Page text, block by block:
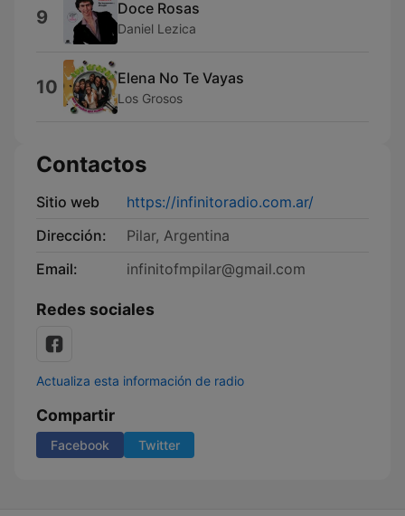
9 Doce Rosas
Daniel Lezica
10 Elena No Te Vayas
Los Grosos
Contactos
Sitio web
https://infinitoradio.com.ar/
Dirección:
Pilar, Argentina
Email:
infinitofmpilar@gmail.com
Redes sociales
Actualiza esta información de radio
Compartir
Facebook Twitter